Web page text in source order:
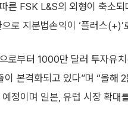
른 FSK L&S의 외형이 축소되
로 지분법손익이 ‘플러스(+)’
로부터 1000만 달러 투자유
본격화되고 있다”며 “올해
정이며 일본, 유럽 시장 확대